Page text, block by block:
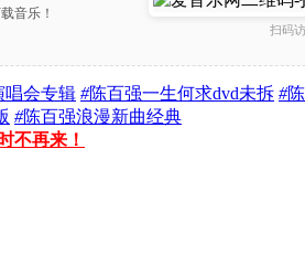
音乐！
扫码
唱会专辑 #陈百强一生何求dvd未拆 #
#陈百强浪漫新曲经典
不再来！